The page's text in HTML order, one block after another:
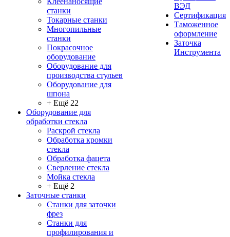
станки
Токарные станки
Многопильные
станки
Покрасочное
оборудование
Оборудование для
производства стульев
Оборудование для
шпона
+ Ещё 22
Оборудование для
обработки стекла
Раскрой стекла
Обработка кромки
стекла
Обработка фацета
Сверление стекла
Мойка стекла
+ Ещё 2
Заточные станки
Станки для заточки
фрез
Станки для
профилирования и
ВЭД
Сертификация
Таможенное
оформление
Заточка
Инструмента